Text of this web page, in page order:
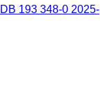
193 348-0 2025-